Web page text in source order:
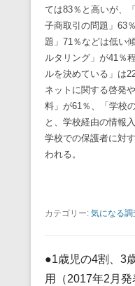
ては83％と高いが、
子商取引の問題」63
題」71％などは低い
ルタリング」が41％
ルを決めている」は
ネットに関する啓発
料」が61％、「学校
と、学校経由の情報
学校での保護者に対
われる。
カテゴリー: 気になる調
●1歳児の4割、3
用（2017年2月発